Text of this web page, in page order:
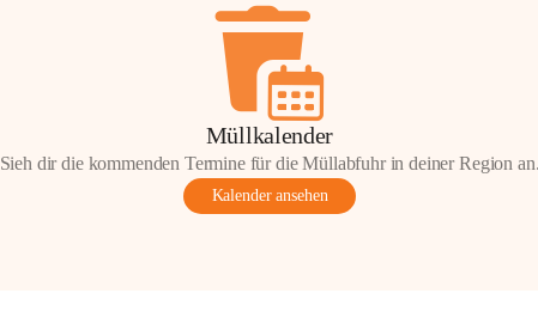
Müllkalender
Sieh dir die kommenden Termine für die Müllabfuhr in deiner Region an.
Kalender ansehen